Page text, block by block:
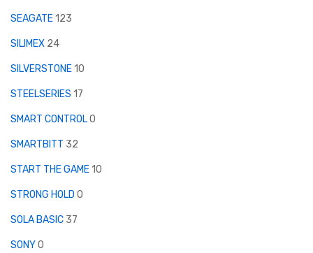
SEAGATE123
SILIMEX 24
SILVERSTONE10
STEELSERIES 17
SMART CONTROL0
SMARTBITT 32
START THE GAME10
STRONG HOLD 0
SOLA BASIC 37
SONY0